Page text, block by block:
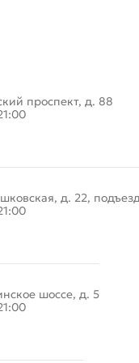
проспект, д. 88
д. 22,
шоссе, д. 5